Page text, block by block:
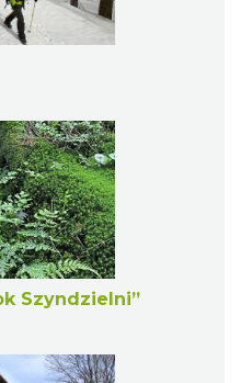
Szyndzielni”